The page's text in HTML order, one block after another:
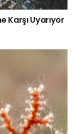
Karşı Uyarıyor